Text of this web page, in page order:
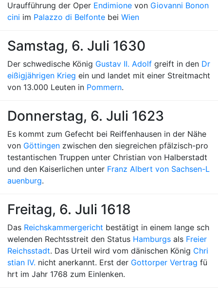
Uraufführung der Oper Endimione von Giovanni Bonon
cini im Palazzo di Belfonte bei Wien
Samstag, 6. Juli 1630
Der schwedische König Gustav II. Adolf greift in den Dr
eißigjährigen Krieg ein und landet mit einer Streitmacht
von 13.000 Leuten in Pommern.
Donnerstag, 6. Juli 1623
Es kommt zum Gefecht bei Reiffenhausen in der Nähe
von Göttingen zwischen den siegreichen pfälzisch-pro
testantischen Truppen unter Christian von Halberstadt
und den Kaiserlichen unter Franz Albert von Sachsen-L
auenburg.
Freitag, 6. Juli 1618
Das Reichskammergericht bestätigt in einem lange sch
welenden Rechtsstreit den Status Hamburgs als Freier
Reichsstadt. Das Urteil wird vom dänischen König Chri
stian IV. nicht anerkannt. Erst der Gottorper Vertrag fü
hrt im Jahr 1768 zum Einlenken.